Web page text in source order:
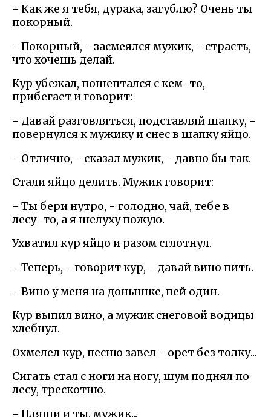
- Как же я тебя, дурака, загублю? Очень ты
покорный.
- Покорный, - засмеялся мужик, - страсть,
что хочешь делай.
Кур убежал, пошептался с кем-то,
прибегает и говорит:
- Давай разговляться, подставляй шапку, -
повернулся к мужику и снес в шапку яйцо.
- Отлично, - сказал мужик, - давно бы так.
Стали яйцо делить. Мужик говорит:
- Ты бери нутро, - голодно, чай, тебе в
лесу-то, а я шелуху пожую.
Ухватил кур яйцо и разом сглотнул.
- Теперь, - говорит кур, - давай вино пить.
- Вино у меня на донышке, пей один.
Кур выпил вино, а мужик снеговой водицы
хлебнул.
Охмелел кур, песню завел - орет без толку...
Сигать стал с ноги на ногу, шум поднял по
лесу, трескотню.
- Пляши и ты, мужик...